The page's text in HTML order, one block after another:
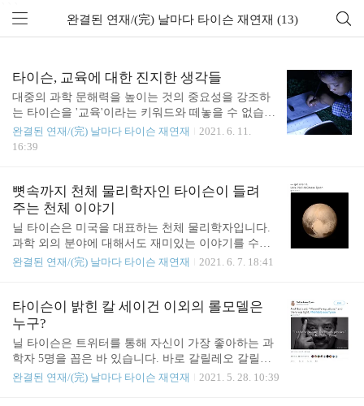
완결된 연재/(完) 날마다 타이슨 재연재 (13)
타이슨, 교육에 대한 진지한 생각들
대중의 과학 문해력을 높이는 것의 중요성을 강조하
는 타이슨을 '교육'이라는 키워드와 떼놓을 수 없습니
다. 그가 쓰는 글들도 모두 과학을 알고 싶어 하는 이
들을 위한 일종의 학습 가이드가 되고 있죠. 학자 타
d doesn't mean that's the best way to do it today. There a
re many experiments that were conducted in the schools
where the parents didn't understand what was happening
between the teacher and the..
완결된 연재/(完) 날마다 타이슨 재연재
2021. 6. 11.
16:39
뼛속까지 천체 물리학자인 타이슨이 들려
주는 천체 이야기
닐 타이슨은 미국을 대표하는 천체 물리학자입니다.
과학 외의 분야에 대해서도 재미있는 이야기를 수없
이 늘어놓을 수 있는 타이슨이지만, 천체에 관한 그
태양의 내부로 들어간다면 당장 몸이 으깨지면서 순
식간에 증발할 것이다. 그리고 몸을 이루고 있던 원
자들은 핵자와 전자로 분해되어 생명체의 흔적이라
곤 전혀 찾아 볼 수 없게 될 것이다. 이런 끔찍한 현실
에도 불구하고 누군가가 태양으로 가는 여행 패키지
를 개발한다면 불티나게 팔리겠지만 나는 별로 가고
완결된 연재/(完) 날마다 타이슨 재연재 2021. 6. 7. 18:41
타이슨이 밝힌 칼 세이건 이외의 롤모델은
누구?
닐 타이슨은 트위터를 통해 자신이 가장 좋아하는 과
학자 5명을 꼽은 바 있습니다. 바로 갈릴레오 갈릴레
이, 아이작 뉴턴, 제임스 맥스웰, 알베르트 아인슈타
완결된 연재/(完) 날마다 타이슨 재연재 2021. 5. 28. 10:39